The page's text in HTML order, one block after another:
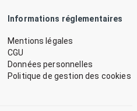
Informations réglementaires
Mentions légales
CGU
Données personnelles
Politique de gestion des cookies